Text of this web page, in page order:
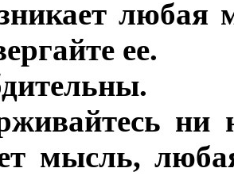
любая
ее.
мысль,